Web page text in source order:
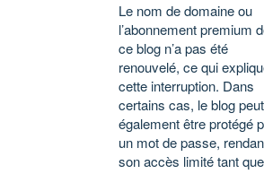
Le nom de domaine ou
l’abonnement premium
ce blog n’a pas été
renouvelé, ce qui
cette interruption. Dans
certains cas, le blog peut
également être protégé
un mot de passe,
son accès limité tant que